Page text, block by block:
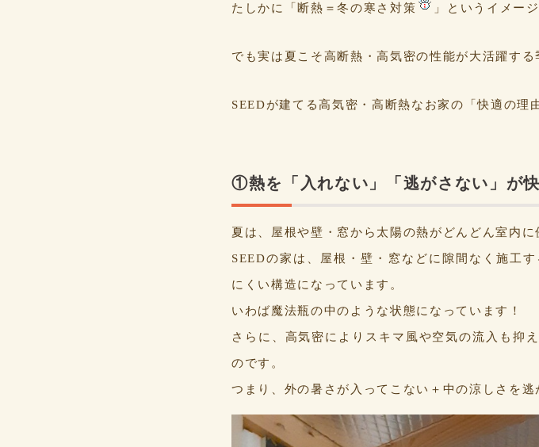
たしかに「断熱＝冬の寒さ対策 」というイメー
でも実は夏こそ高断熱・高気密の性能が大活躍する
SEEDが建てる高気密・高断熱なお家の「快適の理
①熱を「入れない」「逃がさない」が
夏は、屋根や壁・窓から太陽の熱がどんどん室内に
SEEDの家は、屋根・壁・窓などに隙間なく施工
にくい構造になっています。
いわば魔法瓶の中のような状態になっています！
さらに、高気密によりスキマ風や空気の流入も抑
のです。
つまり、外の暑さが入ってこない＋中の涼しさを